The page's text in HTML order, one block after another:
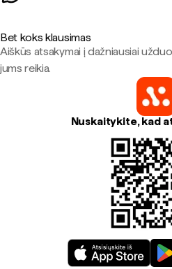
Bet koks klausimas
Aiškūs atsakymai į dažniausiai
jums reikia.
Nuskaitykite, kad